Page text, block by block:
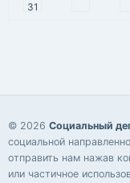
31
© 2026 Социальный
социальной
отправить нам нажав
или частичное